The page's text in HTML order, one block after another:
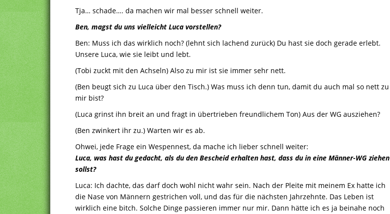
Tja… schade…. da machen wir mal besser schnell weiter.
Ben, magst du uns vielleicht Luca vorstellen?
Ben: Muss ich das wirklich noch? (lehnt sich lachend zurück) Du hast sie doch gerade erlebt.
Unsere Luca, wie sie leibt und lebt.
(Tobi zuckt mit den Achseln) Also zu mir ist sie immer sehr nett.
(Ben beugt sich zu Luca über den Tisch.) Was muss ich denn tun, damit du auch mal so nett zu
mir bist?
(Luca grinst ihn breit an und fragt in übertrieben freundlichem Ton) Aus der WG ausziehen?
(Ben zwinkert ihr zu.) Warten wir es ab.
Ohwei, jede Frage ein Wespennest, da mache ich lieber schnell weiter:
Luca, was hast du gedacht, als du den Bescheid erhalten hast, dass du in eine Männer-WG ziehen
sollst?
Luca: Ich dachte, das darf doch wohl nicht wahr sein. Nach der Pleite mit meinem Ex hatte ich
die Nase von Männern gestrichen voll, und das für die nächsten Jahrzehnte. Das Leben ist
wirklich eine bitch. Solche Dinge passieren immer nur mir. Dann hätte ich es ja beinahe noch